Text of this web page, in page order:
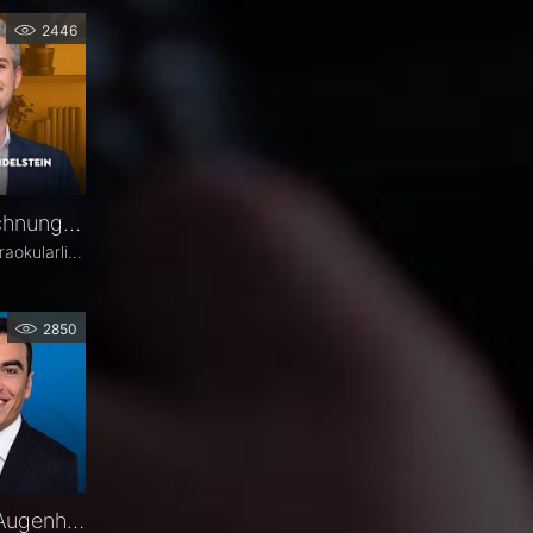
2446
Biometrie und IOL-Berechnung – PD Dr. Jascha Wendelstein im Fachgespräch
2850
Florent Ismani – Darum Augenheilkunde